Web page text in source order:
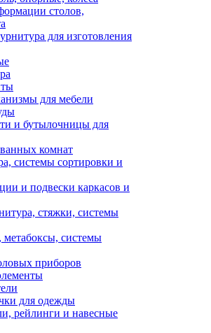
столов,
для изготовления
для мебели
и бутылочницы для
комнат
системы сортировки и
и подвески каркасов и
стяжки, системы
системы
приборов
для одежды
рейлинги и навесные